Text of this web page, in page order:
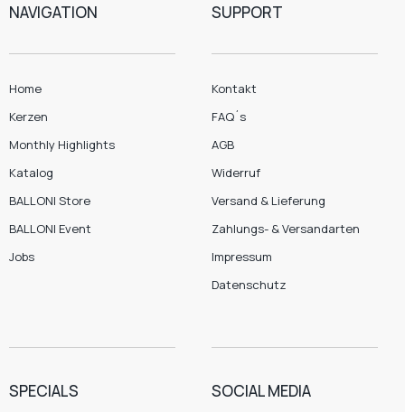
NAVIGATION
Home
Kerzen
Monthly Highlights
Katalog
BALLONI Store
BALLONI Event
Jobs
SUPPORT
Kontakt
FAQ´s
AGB
Widerruf
Versand & Lieferung
Zahlungs- & Versandarten
Impressum
Datenschutz
SPECIALS SOCIAL MEDIA